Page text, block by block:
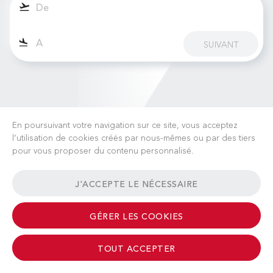
SUIVANT
CONDITIONS GÉNÉRALES CONTACT
© 2026 Albinati Aeronautics - All Rights Reserved
En poursuivant votre navigation sur ce site, vous acceptez
l’utilisation de cookies créés par nous-mêmes ou par des tiers
pour vous proposer du contenu personnalisé.
J'ACCEPTE LE NÉCESSAIRE
GÉRER LES COOKIES
TOUT ACCEPTER